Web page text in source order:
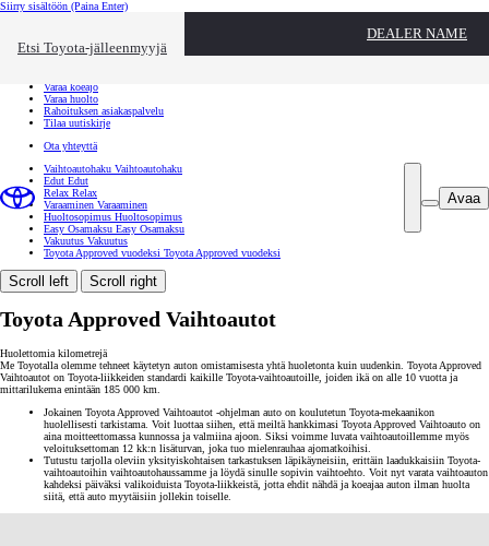
Siirry sisältöön (Paina Enter)
Etsi Toyota-jälleenmyyjä
DEALER NAME
Toyota palvelee Sulje
Varaa koeajo
Varaa huolto
Rahoituksen asiakaspalvelu
Tilaa uutiskirje
Ota yhteyttä
Avaa
Vaihtoautohaku Vaihtoautohaku
Edut Edut
Relax Relax
Varaaminen Varaaminen
Huoltosopimus Huoltosopimus
Easy Osamaksu Easy Osamaksu
Vakuutus Vakuutus
Toyota Approved vuodeksi Toyota Approved vuodeksi
Scroll left Scroll right
Toyota Approved Vaihtoautot
Huolettomia kilometrejä
Me Toyotalla olemme tehneet käytetyn auton omistamisesta yhtä huoletonta kuin uudenkin. Toyota Approved
Vaihtoautot on Toyota-liikkeiden standardi kaikille Toyota-vaihtoautoille, joiden ikä on alle 10 vuotta ja
mittarilukema enintään 185 000 km.
Jokainen Toyota Approved Vaihtoautot -ohjelman auto on koulutetun Toyota-mekaanikon
huolellisesti tarkistama. Voit luottaa siihen, että meiltä hankkimasi Toyota Approved Vaihtoauto on
aina moitteettomassa kunnossa ja valmiina ajoon. Siksi voimme luvata vaihtoautoillemme myös
veloituksettoman 12 kk:n lisäturvan, joka tuo mielenrauhaa ajomatkoihisi.
Tutustu tarjolla oleviin yksityiskohtaisen tarkastuksen läpikäyneisiin, erittäin laadukkaisiin Toyota-
vaihtoautoihin vaihtoautohaussamme ja löydä sinulle sopivin vaihtoehto. Voit nyt varata vaihtoauton
kahdeksi päiväksi valikoiduista Toyota-liikkeistä, jotta ehdit nähdä ja koeajaa auton ilman huolta
siitä, että auto myytäisiin jollekin toiselle.